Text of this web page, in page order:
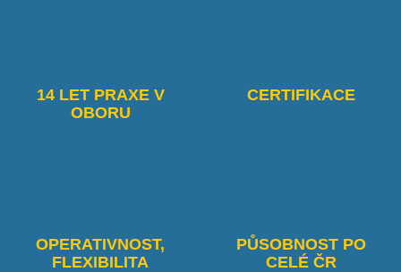
14 LET PRAXE V
OBORU
CERTIFIKACE
OPERATIVNOST,
FLEXIBILITA
PŮSOBNOST PO
CELÉ ČR